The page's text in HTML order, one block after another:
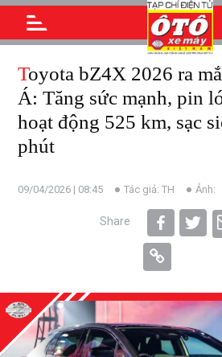
Toyota bZ4X 2026 ra mắt Đông Nam
Á: Tăng sức mạnh, pin
hoạt động 525 km, sạc
phút
09/04/2026 | 08:45 Tác giả: TH Ảnh:
Share